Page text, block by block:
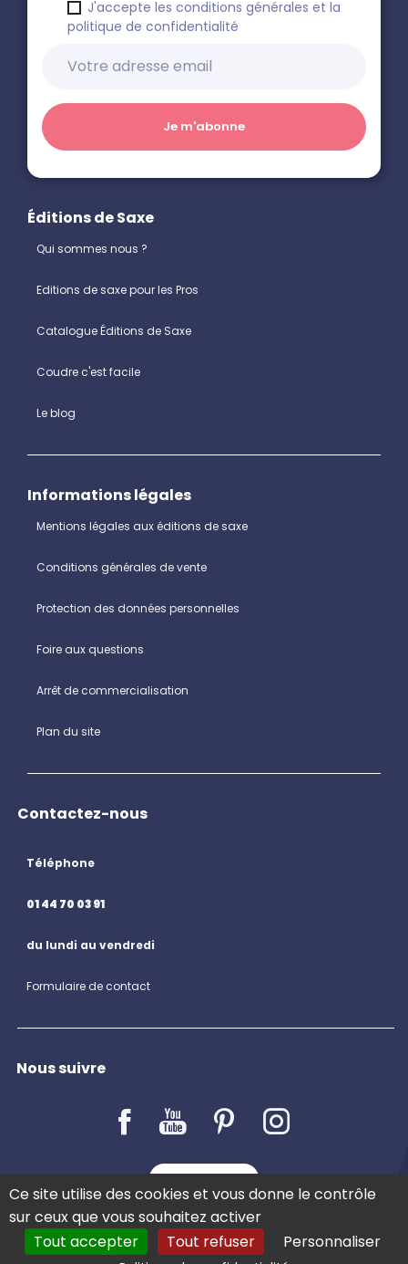
COMMANDER
J'accepte les conditions générales et la
politique de confidentialité
Éditions de Saxe
Qui sommes nous ?
Editions de saxe pour les Pros
Catalogue Éditions de Saxe
Coudre c'est facile
Le blog
Informations légales
Mentions légales aux éditions de saxe
Conditions générales de vente
Protection des données personnelles
Foire aux questions
Arrêt de commercialisation
Plan du site
Contactez-nous
Téléphone
01 44 70 03 91
du lundi au vendredi
Formulaire de contact
Nous suivre
LE BLOG
Ce site utilise des cookies et vous donne le contrôle
sur ceux que vous souhaitez activer
Tout accepter
Tout refuser Personnaliser